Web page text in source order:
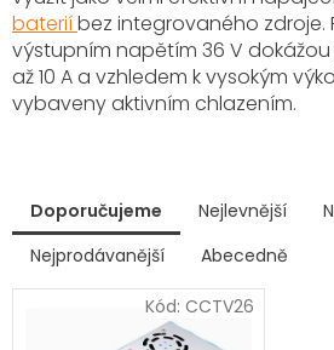
bateriíbez integrovaného zdroje.
výstupním napětím 36 V
až 10 A a vzhledem k vysokým
vybaveny aktivním chlazením.
a
Doporučujeme Nejlevnější
Nejprodávanější
Abecedně
ý
i
Kód: CCTV26